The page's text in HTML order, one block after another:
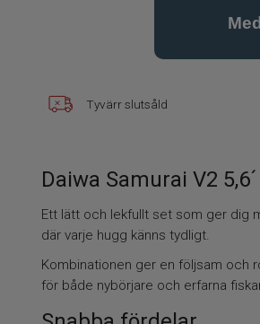
Tyvärr slutsåld
Daiwa Samurai V2
Ett lätt och lekfullt set som ger dig
där varje hugg känns tydligt.
Kombinationen ger en följsam och
för både nybörjare och erfarna